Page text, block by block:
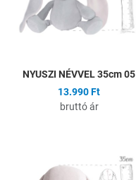
NYUSZI NÉVVEL 35cm 05
13.990 Ft
bruttó ár